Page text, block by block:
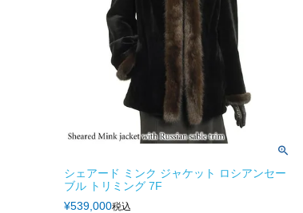
シェアード ミンク ジャケット ロシアンセー
ブル トリミング 7F
¥539,000税込